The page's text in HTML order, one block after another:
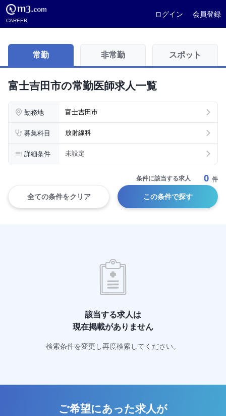
CAREER
ログイン 会員登録
常勤 非常勤 スポット
富士吉田市の常勤医師求人一覧
勤務地 富士吉田市
募集科目 放射線科
詳細条件 未設定
条件に該当する求人 0 件
全ての条件をクリア この条件で探す
該当する求人は
現在掲載がありません
検索条件を変更し再度検索してください。
ご希望にあった求人が